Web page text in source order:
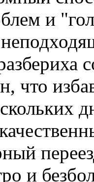
и
что
и